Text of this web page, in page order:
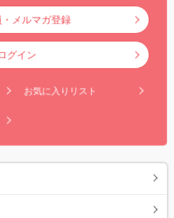
メルマガ登録
グイン
お気に入りリスト